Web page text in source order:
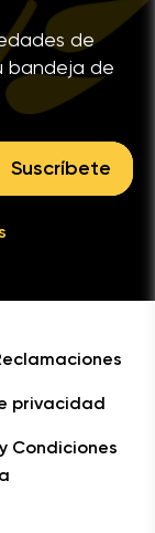
de
bandeja de
Suscríbete
privacidad
Condiciones